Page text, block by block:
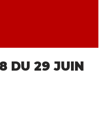
DU 29 JUIN